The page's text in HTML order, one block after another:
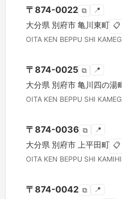
〒 874-0022 ⧉ 📍
大分県 別府市 亀川東町 📋
OITA KEN BEPPU SHI
〒 874-0025 ⧉ 📍
大分県 別府市 亀川四の湯
OITA KEN BEPPU SHI
〒 874-0036 ⧉ 📍
大分県 別府市 上平田町 📋
OITA KEN BEPPU SHI
〒 874-0042 ⧉ 📍